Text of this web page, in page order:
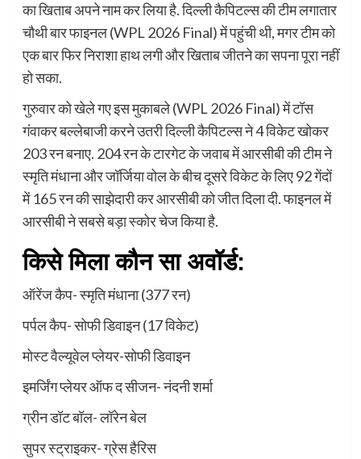
का खिताब अपने नाम कर लिया है. दिल्ली कैपिटल्स की टीम लगातार
चौथी बार फाइनल (WPL 2026 Final) में पहुंची थी, मगर टीम को
एक बार फिर निराशा हाथ लगी और खिताब जीतने का सपना पूरा नहीं
हो सका.
गुरुवार को खेले गए इस मुकाबले (WPL 2026 Final) में टॉस
गंवाकर बल्लेबाजी करने उतरी दिल्ली कैपिटल्स ने 4 विकेट खोकर
203 रन बनाए. 204 रन के टारगेट के जवाब में आरसीबी की टीम ने
स्मृति मंधाना और जॉर्जिया वोल के बीच दूसरे विकेट के लिए 92 गेंदों
में 165 रन की साझेदारी कर आरसीबी को जीत दिला दी. फाइनल में
आरसीबी ने सबसे बड़ा स्कोर चेज किया है.
किसे मिला कौन सा अवॉर्ड:
ऑरेंज कैप- स्मृति मंधाना (377 रन)
पर्पल कैप- सोफी डिवाइन (17 विकेट)
मोस्ट वैल्यूवेल प्लेयर-सोफी डिवाइन
इमर्जिंग प्लेयर ऑफ द सीजन- नंदनी शर्मा
ग्रीन डॉट बॉल- लॉरेन बेल
सुपर स्ट्राइकर- ग्रेस हैरिस